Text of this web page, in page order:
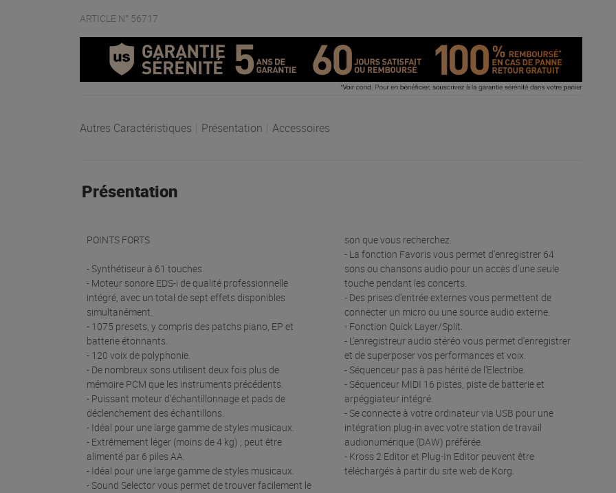
ARTICLE N° 56717
Autres Caractéristiques Présentation Accessoires
Présentation
POINTS FORTS
- Synthétiseur à 61 touches.
- Moteur sonore EDS-i de qualité professionnelle
intégré, avec un total de sept effets disponibles
simultanément.
- 1075 presets, y compris des patchs piano, EP et
batterie étonnants.
- 120 voix de polyphonie.
- De nombreux sons utilisent deux fois plus de
mémoire PCM que les instruments précédents.
- Puissant moteur d'échantillonnage et pads de
déclenchement des échantillons.
- Idéal pour une large gamme de styles musicaux.
- Extrêmement léger (moins de 4 kg) ; peut être
alimenté par 6 piles AA.
- Idéal pour une large gamme de styles musicaux.
- Sound Selector vous permet de trouver facilement le
son que vous recherchez.
- La fonction Favoris vous permet d'enregistrer 64
sons ou chansons audio pour un accès d'une seule
touche pendant les concerts.
- Des prises d'entrée externes vous permettent de
connecter un micro ou une source audio externe.
- Fonction Quick Layer/Split.
- L'enregistreur audio stéréo vous permet d'enregistrer
et de superposer vos performances et voix.
- Séquenceur pas à pas hérité de l'Electribe.
- Séquenceur MIDI 16 pistes, piste de batterie et
arpéggiateur intégré.
- Se connecte à votre ordinateur via USB pour une
intégration plug-in avec votre station de travail
audionumérique (DAW) préférée.
- Kross 2 Editor et Plug-In Editor peuvent être
téléchargés à partir du site web de Korg.